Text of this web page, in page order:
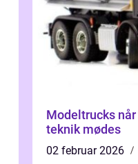
Modeltrucks når modelbyggeri og
teknik mødes
02 februar 2026